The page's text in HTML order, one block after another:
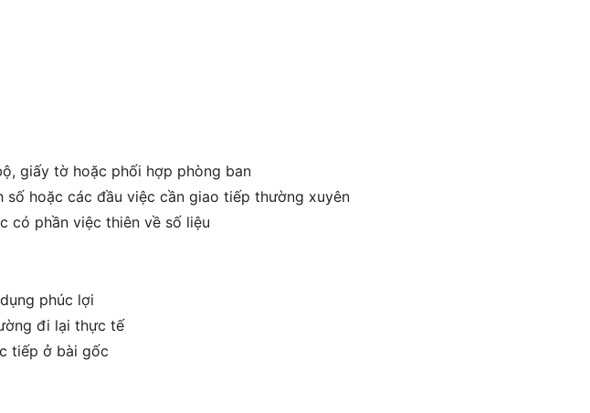
giấy tờ hoặc phối hợp phòng ban
hoặc các đầu việc cần giao tiếp thường xuyên
có phần việc thiên về số liệu
phúc lợi
đi lại thực tế
tiếp ở bài gốc